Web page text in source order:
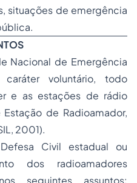
situações de emergência
Nacional de Emergência
voluntário, todo
e as estações de rádio
de Radioamador,
2001).
Civil estadual ou
dos radioamadores
seguintes assuntos: